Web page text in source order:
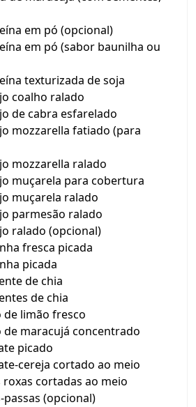
em pó (opcional)
em pó (sabor baunilha ou
texturizada de soja
coalho ralado
de cabra esfarelado
mozzarella fatiado (para
mozzarella ralado
muçarela para cobertura
muçarela ralado
parmesão ralado
ralado (opcional)
fresca picada
picada
de chia
de chia
de limão fresco
de maracujá concentrado
picado
cereja cortado ao meio
roxas cortadas ao meio
passas (opcional)